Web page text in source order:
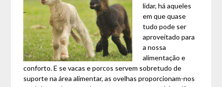
lidar, há aqueles
em que quase
tudo pode ser
aproveitado para
a nossa
alimentação e
conforto. E se vacas e porcos servem sobretudo de
suporte na área alimentar, as ovelhas proporcionam-nos